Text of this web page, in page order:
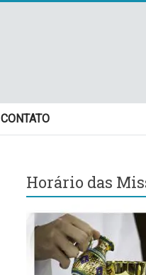
CONTATO
Horário das